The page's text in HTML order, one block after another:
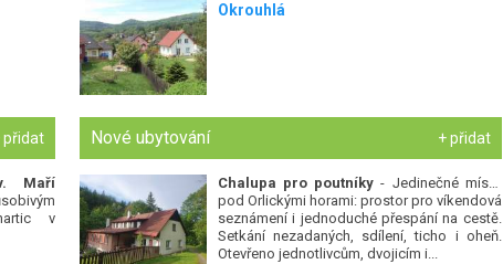
Okrouhlá
přidat
Maří
v
Nové ubytování + přidat
Chalupa pro poutníky - Jedinečné místo
pod Orlickými horami: prostor pro víkendová
seznámení i jednoduché přespání na cestě.
Setkání nezadaných, sdílení, ticho i oheň.
Otevřeno jednotlivcům, dvojicím i...